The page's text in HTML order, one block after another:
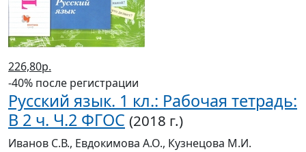
226,80р.
-40% после регистрации
Русский язык. 1 кл.: Рабочая тетрадь:
В 2 ч. Ч.2 ФГОС (2018 г.)
Иванов С.В., Евдокимова А.О., Кузнецова М.И.